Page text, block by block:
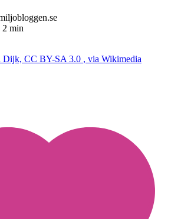
2 min
Dijk, CC BY-SA 3.0 , via Wikimedia